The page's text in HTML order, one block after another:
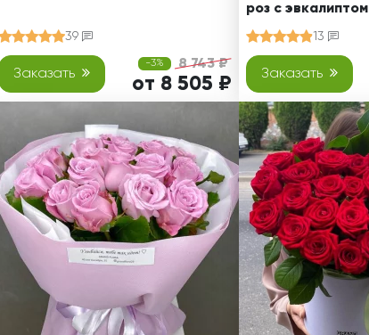
39
Заказать
-3% 8 743 ₽
от 8 505 ₽
роз с эвкалиптом
13
Заказать